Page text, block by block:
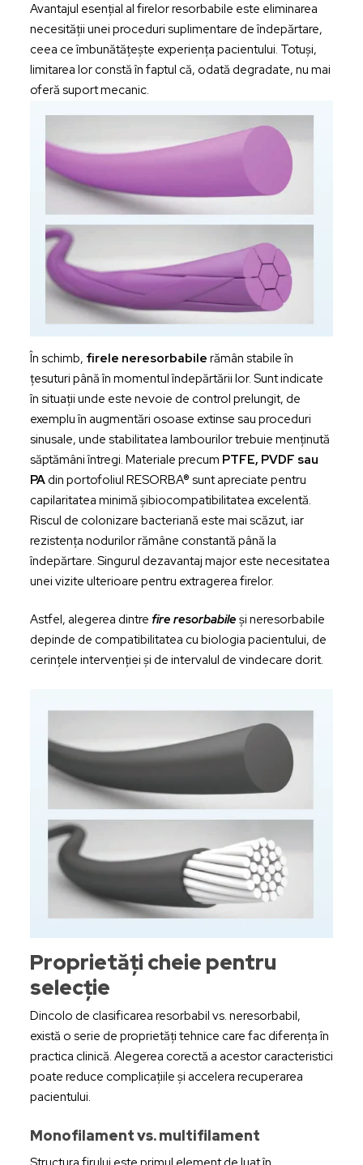
Avantajul esențial al firelor resorbabile este eliminarea
necesității unei proceduri suplimentare de îndepărtare,
ceea ce îmbunătățește experiența pacientului. Totuși,
limitarea lor constă în faptul că, odată degradate, nu mai
oferă suport mecanic.
În schimb, firele neresorbabile rămân stabile în
țesuturi până în momentul îndepărtării lor. Sunt indicate
în situații unde este nevoie de control prelungit, de
exemplu în augmentări osoase extinse sau proceduri
sinusale, unde stabilitatea lambourilor trebuie menținută
săptămâni întregi. Materiale precum PTFE, PVDF sau
PAdin portofoliul RESORBA® sunt apreciate pentru
capilaritatea minimă șibiocompatibilitatea excelentă.
Riscul de colonizare bacteriană este mai scăzut, iar
rezistența nodurilor rămâne constantă până la
îndepărtare. Singurul dezavantaj major este necesitatea
unei vizite ulterioare pentru extragerea firelor.
Astfel, alegerea dintre fire resorbabile și neresorbabile
depinde de compatibilitatea cu biologia pacientului, de
cerințele intervenției și de intervalul de vindecare dorit.
Proprietăți cheie pentru
selecție
Dincolo de clasificarea resorbabil vs. neresorbabil,
există o serie de proprietăți tehnice care fac diferența în
practica clinică. Alegerea corectă a acestor caracteristici
poate reduce complicațiile și accelera recuperarea
pacientului.
Monofilament vs. multifilament